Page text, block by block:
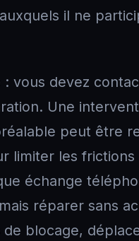
il ne
vous devez
Une
peut être
limiter les frictions
échange
réparer sans
blocage,